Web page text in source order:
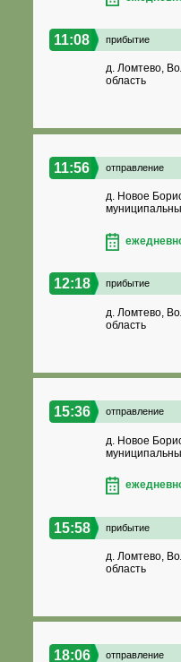
11:08 прибытие
д. Ломтево,
область
11:56 отправление
д. Новое
12:18 прибытие
д. Ломтево,
область
15:36 отправление
д. Новое
15:58 прибытие
д. Ломтево,
область
18:06 отправление